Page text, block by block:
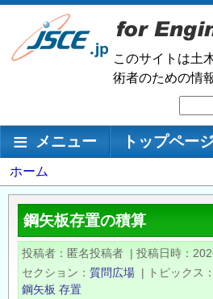
メ
ン
移
このサイトは土
術者のための情
索
メインナビゲーション
メニュー トップペー
パ
ン
く
ず
ホーム
鋼矢板存置の積算
投稿者 匿名投稿者 | 投稿日時
セクション
質問広場 | トピックス
鋼矢板 存置